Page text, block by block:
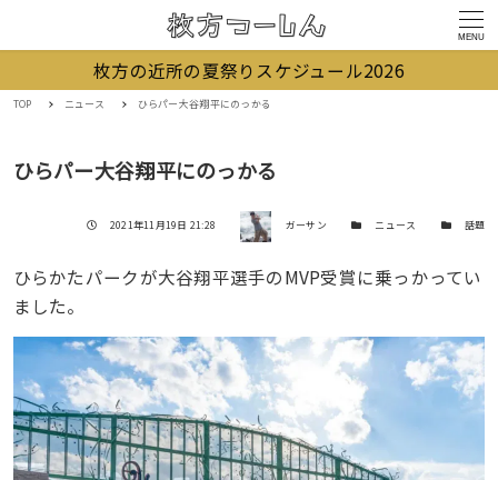
MENU
枚方の近所の夏祭りスケジュール2026
TOP ニュース ひらパー大谷翔平にのっかる
ひらパー大谷翔平にのっかる
投稿日
2021年11月19日 21:28 著者 ガーサン カテゴリー
ニュース カテゴリー
話題
ひらかたパークが大谷翔平選手のMVP受賞に乗っかってい
ました。